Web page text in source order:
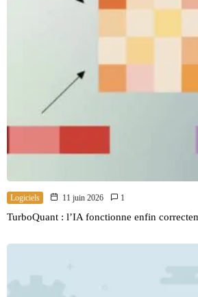
Logiciels 11 juin 2026 1
TurboQuant : l’IA fonctionne enfin